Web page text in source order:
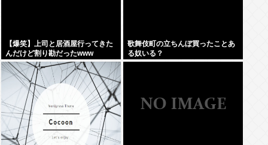
【爆笑】上司と居酒屋行ってきた
んだけど割り勘だったwww
歌舞伎町の立ちんぼ買ったことあ
る奴いる？